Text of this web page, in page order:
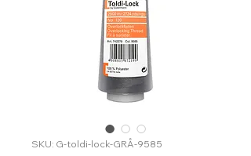
SKU: G-toldi-lock-GRÅ-9585